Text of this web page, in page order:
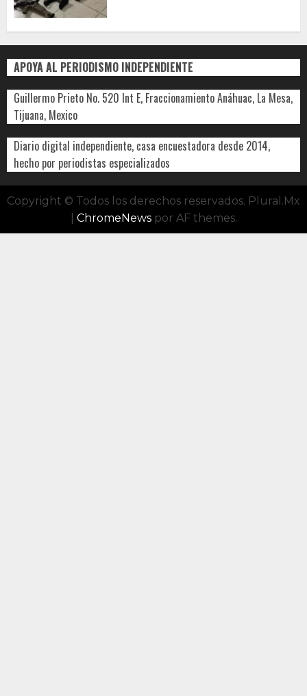
APOYA AL PERIODISMO INDEPENDIENTE
Guillermo Prieto No. 520 Int E, Fraccionamiento Anáhuac, La Mesa,
Tijuana, Mexico
Diario digital independiente, casa encuestadora desde 2014,
hecho por periodistas especializados
Copyright © Todos los derechos reservados. Plural.Mx
ChromeNewspor AF themes.